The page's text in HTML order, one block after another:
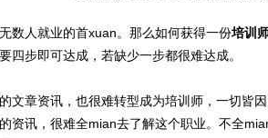
数人就业的首xuan。那么如何获得一份培训
四步即可达成，若缺少一步都很难达成。
章资讯，也很难转型成为培训师，一切皆
资讯，很难全mian去了解这个职业。不全